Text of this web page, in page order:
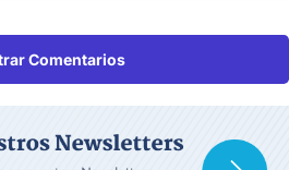
Comentarios